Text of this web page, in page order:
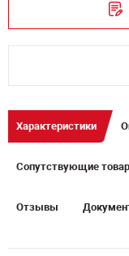
Характеристики
Сопутствующие
Отзывы